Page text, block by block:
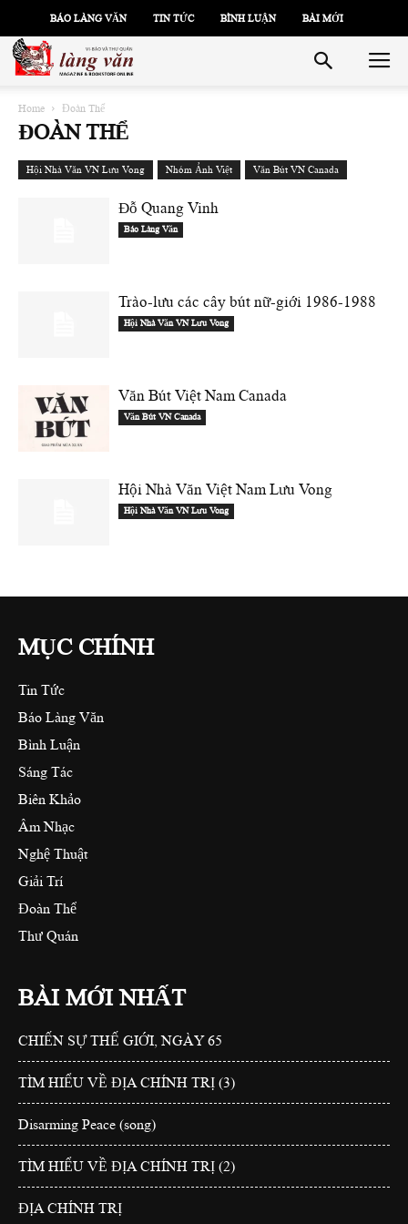
BÁO LÀNG VĂN TIN TỨC BÌNH LUẬN BÀI MỚI
Home Đoàn Thể
ĐOÀN THỂ
Hội Nhà Văn VN Lưu Vong Nhóm Ảnh Việt Văn Bút VN Canada
Đỗ Quang Vinh
Báo Làng Văn
Trào-lưu các cây bút nữ-giới 1986-1988
Hội Nhà Văn VN Lưu Vong
Văn Bút Việt Nam Canada
Văn Bút VN Canada
Hội Nhà Văn Việt Nam Lưu Vong
Hội Nhà Văn VN Lưu Vong
MỤC CHÍNH
Tin Tức
Báo Làng Văn
Bình Luận
Sáng Tác
Biên Khảo
Âm Nhạc
Nghệ Thuật
Giải Trí
Đoàn Thể
Thư Quán
BÀI MỚI NHẤT
CHIẾN SỰ THẾ GIỚI, NGÀY 65
TÌM HIỂU VỀ ĐỊA CHÍNH TRỊ (3)
Disarming Peace (song)
TÌM HIỂU VỀ ĐỊA CHÍNH TRỊ (2)
ĐỊA CHÍNH TRỊ